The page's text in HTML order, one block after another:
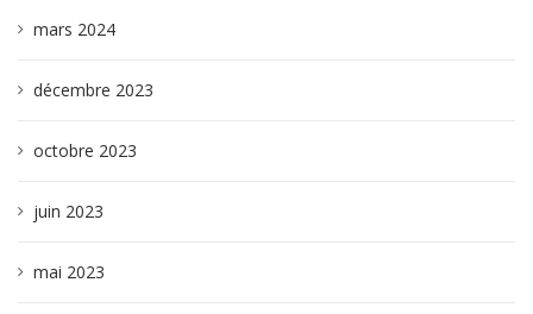
mars 2024
décembre 2023
octobre 2023
juin 2023
mai 2023